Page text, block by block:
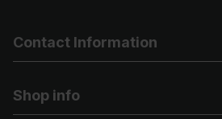
Contact Information
Shop info